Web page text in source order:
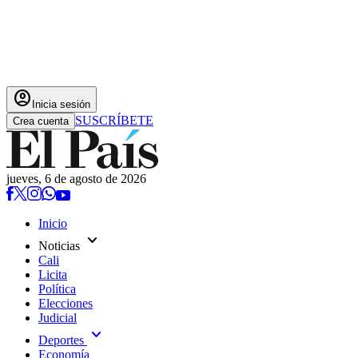
account_circle Inicia sesión
Crea cuenta SUSCRÍBETE
jueves, 6 de agosto de 2026
Inicio
Noticias expand_more
Cali
Licita
Política
Elecciones
Judicial
Deportes expand_more
Economía